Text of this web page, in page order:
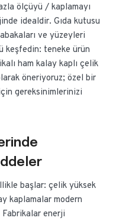
ölçüyü / kaplamayı
idealdir. Gıda kutusu
ve yüzeyleri
keşfedin: teneke ürün
ham kalay kaplı çelik
öneriyoruz; özel bir
gereksinimlerinizi
başlar: çelik yüksek
kaplamalar modern
Fabrikalar enerji